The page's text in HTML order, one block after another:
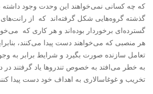
که چه کسانی نمی‌خواهند این وحدت وجود داشته
گذشته گروه‌هایی شکل گرفته‌اند که از رانت‌های
گسترده‌ای برخوردار بوده‌اند و هر کاری که
هر منصبی که می‌خواهند دست پیدا می‌کنند،
تعامل سازنده صورت بگیرد و شرایط برابر به
به خطر می‌افتد به خصوص تندروها یاد گرفتند در
تخریب و غوغاسالاری به اهداف خود دست پیدا